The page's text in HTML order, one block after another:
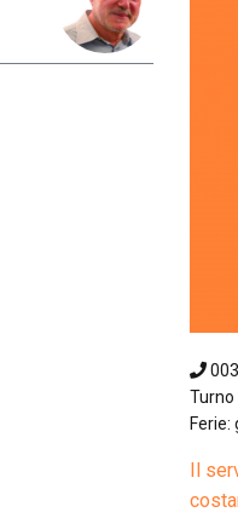
Turno
Ferie:
Il